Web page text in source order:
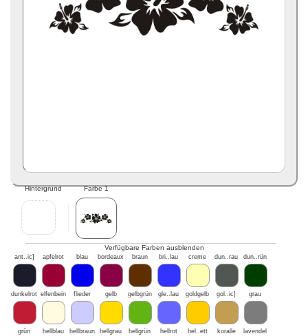
Hintergrund Farbe 1
Verfügbare Farben ausblenden
ant..ic] apfelrot blau bordeaux braun bri..lau creme dun..rau dun..rün
dunkelrot elfenbein flieder gelb gelbgrün gle..lau goldgelb gol..ic] grau
grün hellblau hellbraun hellgrau hellgrün hellrot hel..ett koralle lavendel